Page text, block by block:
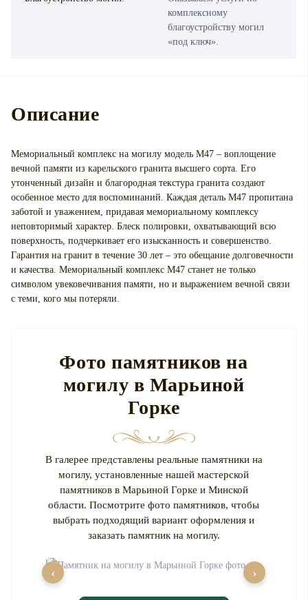
комплексному
благоустройству могил
«под ключ».
Описание
Мемориальный комплекс на могилу модель М47 – воплощение
вечной памяти из карельского гранита высшего сорта. Его
утонченный дизайн и благородная текстура гранита создают
особенное место для воспоминаний. Каждая деталь М47 пропитана
заботой и уважением, придавая мемориальному комплексу
неповторимый характер. Блеск полировки, охватывающий всю
поверхность, подчеркивает его изысканность и совершенство.
Гарантия на гранит в течение 30 лет – это обещание долговечности
и качества. Мемориальный комплекс М47 станет не только
символом увековечивания памяти, но и выражением вечной связи
с теми, кого мы потеряли.
Фото памятников на
могилу в Марьиной
Горке
В галерее представлены реальные памятники на
могилу, установленные нашей мастерской
памятников в Марьиной Горке и Минской
области. Посмотрите фото памятников, чтобы
выбрать подходящий вариант оформления и
заказать памятник на могилу.
‹ ›